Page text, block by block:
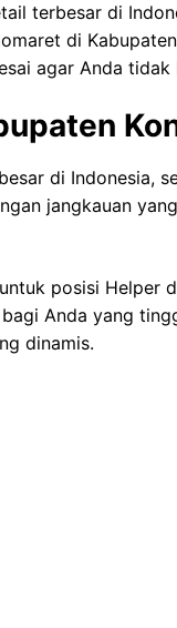
terbesar di
di
agar Anda
di Indonesia,
jangkauan
posisi Helper
Anda yang
dinamis.